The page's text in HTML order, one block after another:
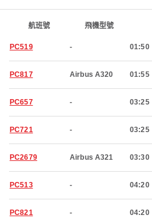
航班號 飛機型號
PC519 - 01:50
PC817 Airbus A320 01:55
PC657 - 03:25
PC721 - 03:25
PC2679 Airbus A321 03:30
PC513 - 04:20
PC821 - 04:20